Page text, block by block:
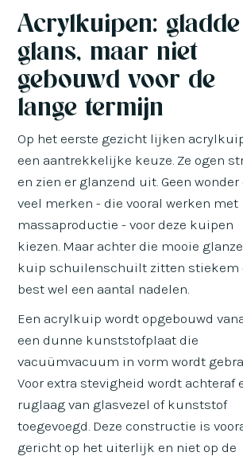
Acrylkuipen: gladde
glans, maar niet
gebouwd voor de
lange termijn
Op het eerste gezicht lijken
een aantrekkelijke keuze. Ze ogen
en zien er glanzend uit. Geen wonder
veel merken - die vooral werken met
massaproductie - voor deze kuipen
kiezen. Maar achter die mooie
kuip schuilenschuilt zitten stiekem
best wel een aantal nadelen.
Een acrylkuip wordt opgebouwd
een dunne kunststofplaat die
vacuümvacuum in vorm wordt
Voor extra stevigheid wordt achteraf
ruglaag van glasvezel of kunststof
toegevoegd. Deze constructie is
gericht op het uiterlijk en niet op de